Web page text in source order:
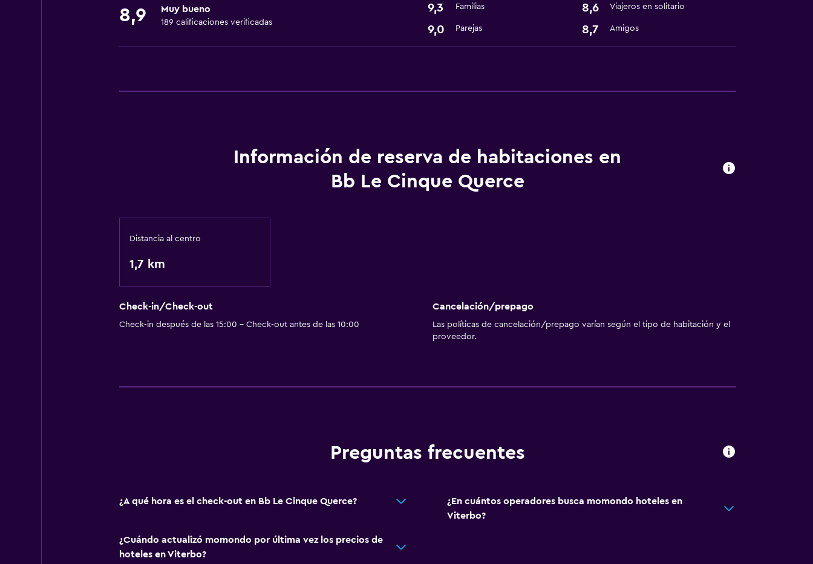
8,9 Muy bueno
189 calificaciones verificadas
9,3 Familias 8,6 Viajeros en solitario
9,0 Parejas 8,7 Amigos
Información de reserva de habitaciones en
Bb Le Cinque Querce
Distancia al centro
1,7 km
Check-in/Check-out
Check-in después de las 15:00 - Check-out antes de las 10:00
Cancelación/prepago
Las políticas de cancelación/prepago varían según el tipo de habitación y el
proveedor.
Preguntas frecuentes
¿A qué hora es el check-out en Bb Le Cinque Querce?
¿En cuántos operadores busca momondo hoteles en
Viterbo?
¿Cuándo actualizó momondo por última vez los precios de
hoteles en Viterbo?